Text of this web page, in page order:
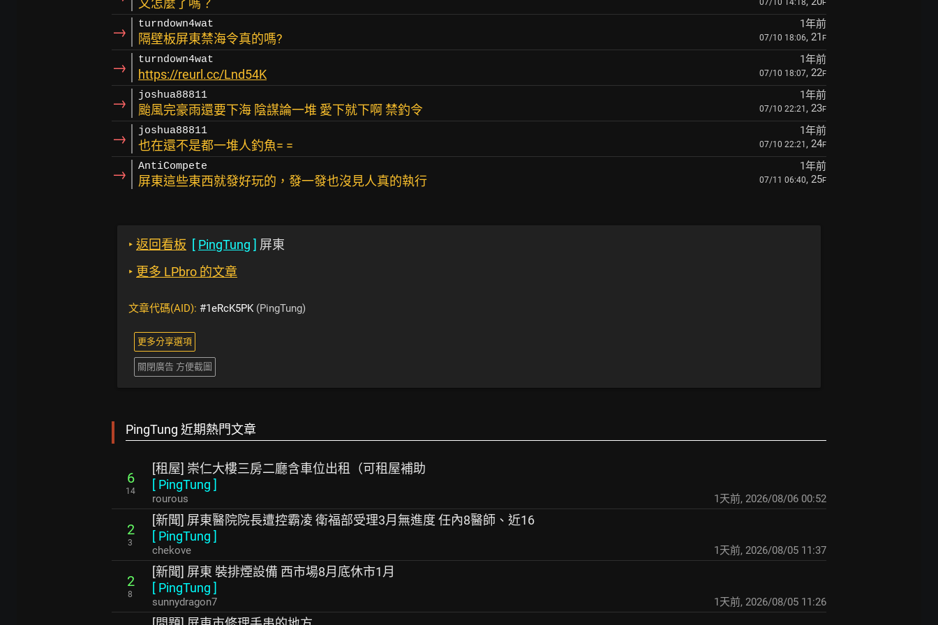
又怎麼了嗎？ 07/10 14:18 F
→ turndown4wat 1年前
隔壁板屏東禁海令真的嗎? 07/10 18:06, 21 F
→ turndown4wat 1年前
https://reurl.cc/Lnd54K 07/10 18:07, 22F
→ joshua88811 1年前
颱風完豪雨還要下海 陰謀論一堆 愛下就下啊 禁釣令 07/10 22:21 , 23F
→ joshua88811 1年前
也在還不是都一堆人釣魚= = 07/10 22:21 , 24F
→ AntiCompete 1年前
屏東這些東西就發好玩的，發一發也沒見人真的執行 07/11 06:40, 25F
‣ 返回看板 [ PingTung ] 屏東
‣ 更多 LPbro 的文章
文章代碼(AID): #1eRcK5PK(PingTung)
更多分享選項
關閉廣告 方便截圖
PingTung 近期熱門文章
6
14
[租屋] 崇仁大樓三房二廳含車位出租（可租屋補助
[ PingTung ]
rourous 1天前, 2026/08/06 00:52
2
3
[新聞] 屏東醫院院長遭控霸凌 衛福部受理3月無進度 任內8醫師、近16
[ PingTung ]
chekove 1天前, 2026/08/05 11:37
2
8
[新聞] 屏東 裝排煙設備 西市場8月底休市1月
[ PingTung ]
sunnydragon7 1天前, 2026/08/05 11:26